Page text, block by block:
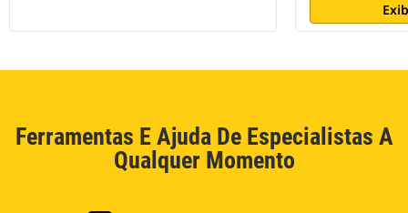
Ferramentas E Ajuda De Especialistas A
Qualquer Momento